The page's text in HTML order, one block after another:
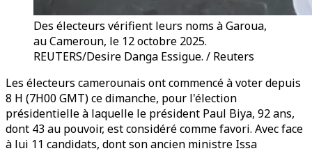
Des électeurs vérifient leurs noms à Garoua,
au Cameroun, le 12 octobre 2025.
REUTERS/Desire Danga Essigue. / Reuters
Les électeurs camerounais ont commencé à voter depuis
8 H (7H00 GMT) ce dimanche, pour l'élection
présidentielle à laquelle le président Paul Biya, 92 ans,
dont 43 au pouvoir, est considéré comme favori. Avec face
à lui 11 candidats, dont son ancien ministre Issa